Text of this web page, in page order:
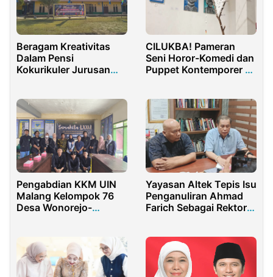
Beragam Kreativitas
Dalam Pensi
Kokurikuler Jurusan
CILUKBA! Pameran
Seni Horor-Komedi dan
Puppet Kontemporer di
Pengabdian KKM UIN
Malang Kelompok 76
Desa Wonorejo-
Yayasan Altek Tepis Isu
Penganuliran Ahmad
Farich Sebagai Rektor